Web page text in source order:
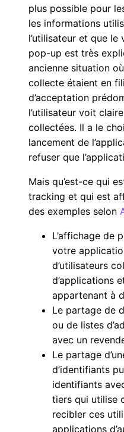
plus possible pour
les informations
l’utilisateur et que
pop-up est très
ancienne situation
collecte étaient en
d’acceptation
l’utilisateur voit
collectées. Il a le
lancement de
refuser que
Mais qu’est-ce qui
tracking et qui est
des exemples selon
L’affichage de
votre
d’utilisateurs
d’applications
appartenant à
Le partage de
ou de listes
avec un
Le partage
d’identifiants
identifiants
tiers qui utilise
recibler ces
applications